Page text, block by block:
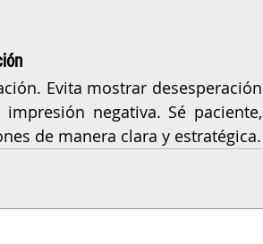
Evita mostrar desesperación
negativa. Sé paciente,
de manera clara y estratégica.